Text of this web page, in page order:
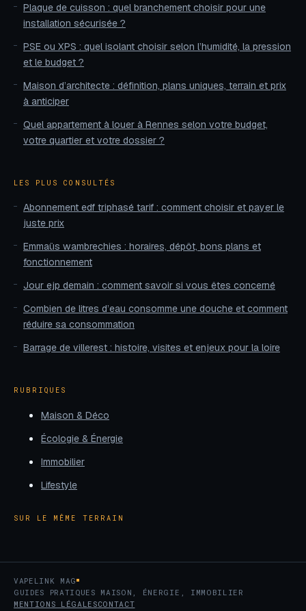
Plaque de cuisson : quel branchement choisir pour une
installation sécurisée ?
PSE ou XPS : quel isolant choisir selon l’humidité, la pression
et le budget ?
Maison d’architecte : définition, plans uniques, terrain et prix
à anticiper
Quel appartement à louer à Rennes selon votre budget,
votre quartier et votre dossier ?
LES PLUS CONSULTÉS
Abonnement edf triphasé tarif : comment choisir et payer le
juste prix
Emmaüs wambrechies : horaires, dépôt, bons plans et
fonctionnement
Jour ejp demain : comment savoir si vous êtes concerné
Combien de litres d’eau consomme une douche et comment
réduire sa consommation
Barrage de villerest : histoire, visites et enjeux pour la loire
RUBRIQUES
Maison & Déco
Écologie & Énergie
Immobilier
Lifestyle
SUR LE MÊME TERRAIN
VAPELINK MAG
GUIDES PRATIQUES MAISON, ÉNERGIE, IMMOBILIER
MENTIONS LÉGALESCONTACT